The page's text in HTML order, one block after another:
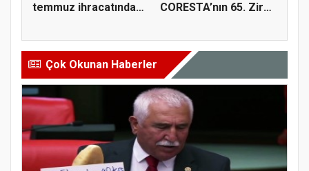
temmuz ihracatında
CORESTA’nın 65. Zirai
Çok Okunan Haberler